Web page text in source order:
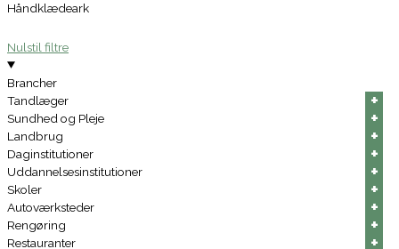
Håndklædeark
Nulstil filtre
Brancher
Tandlæger
+
+
+
Sundhed og Pleje +
+
+
Landbrug +
+
+
Daginstitutioner +
+
+
Uddannelsesinstitutioner +
+
+
Skoler +
+
+
Autoværksteder +
+
+
Rengøring +
+
+
Restauranter +
+
+